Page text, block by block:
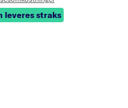
leveres straks